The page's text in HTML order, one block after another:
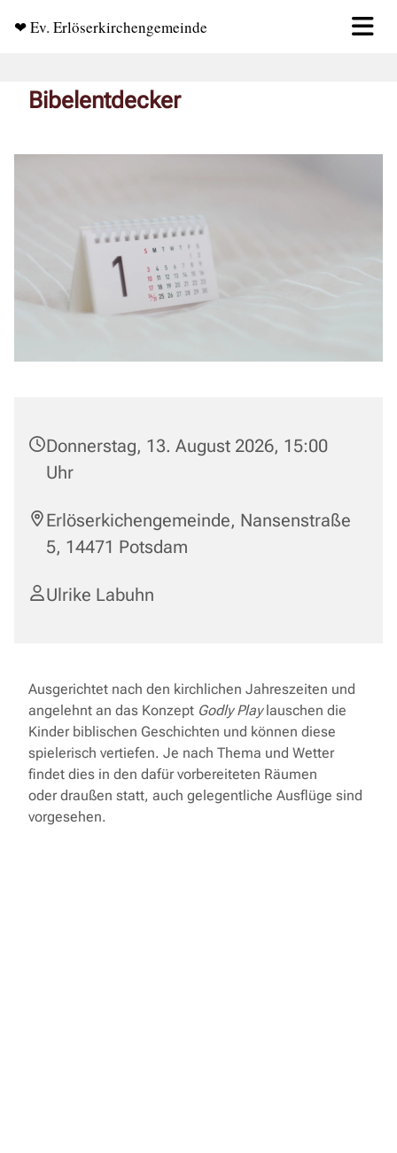
❤ Ev. Erlöserkirchengemeinde
Bibelentdecker
Donnerstag, 13. August 2026, 15:00
Uhr
Erlöserkichengemeinde, Nansenstraße
5, 14471 Potsdam
Ulrike Labuhn
Ausgerichtet nach den kirchlichen Jahreszeiten und
angelehnt an das Konzept Godly Playlauschen die
Kinder biblischen Geschichten und können diese
spielerisch vertiefen. Je nach Thema und Wetter
findet dies in den dafür vorbereiteten Räumen
oder draußen statt, auch gelegentliche Ausflüge sind
vorgesehen.